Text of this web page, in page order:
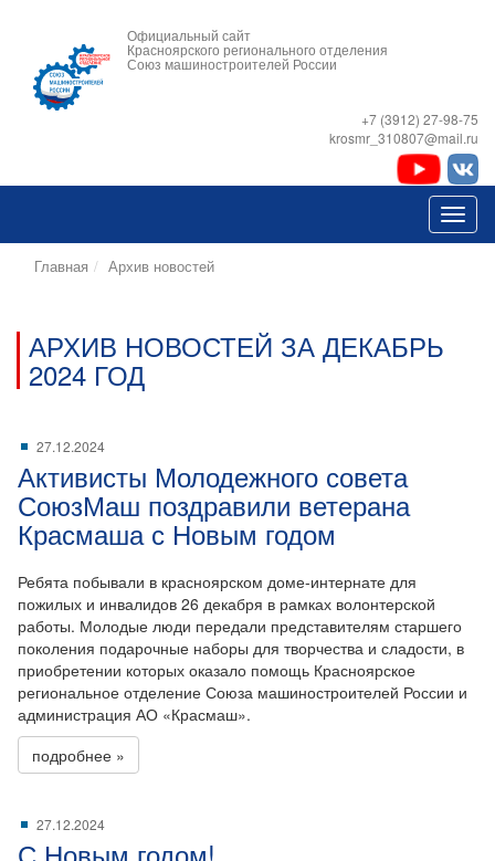
Официальный сайт
Красноярского регионального отделения
Союз машиностроителей России
+7 (3912) 27-98-75
krosmr_310807@mail.ru
Главная Архив новостей
АРХИВ НОВОСТЕЙ ЗА ДЕКАБРЬ
2024 ГОД
27.12.2024
Активисты Молодежного совета
СоюзМаш поздравили ветерана
Красмаша с Новым годом
Ребята побывали в красноярском доме-интернате для
пожилых и инвалидов 26 декабря в рамках волонтерской
работы. Молодые люди передали представителям старшего
поколения подарочные наборы для творчества и сладости, в
приобретении которых оказало помощь Красноярское
региональное отделение Союза машиностроителей России и
администрация АО «Красмаш».
подробнее »
27.12.2024